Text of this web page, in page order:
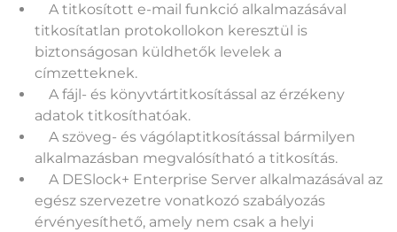
A titkosított e-mail funkció alkalmazásával
titkosítatlan protokollokon keresztül is
biztonságosan küldhetők levelek a
címzetteknek.
A fájl- és könyvtártitkosítással az érzékeny
adatok titkosíthatóak.
A szöveg- és vágólaptitkosítással bármilyen
alkalmazásban megvalósítható a titkosítás.
A DESlock+ Enterprise Server alkalmazásával az
egész szervezetre vonatkozó szabályozás
érvényesíthető, amely nem csak a helyi